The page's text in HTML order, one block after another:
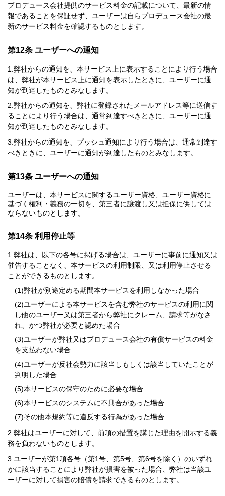
プロデュース会社提供のサービス料金の記載について、最新の情
報であることを保証せず、ユーザーは自らプロデュース会社の最
新のサービス料金を確認するものとします。
第12条 ユーザーへの通知
弊社からの通知を、本サービス上に表示することにより行う場合
は、弊社が本サービス上に通知を表示したときに、ユーザーに通
知が到達したものとみなします。
弊社からの通知を、弊社に登録されたメールアドレス等に送信す
ることにより行う場合は、通常到達すべきときに、ユーザーに通
知が到達したものとみなします。
弊社からの通知を、プッシュ通知により行う場合は、通常到達す
べきときに、ユーザーに通知が到達したものとみなします。
第13条 ユーザーへの通知
ユーザーは、本サービスに関するユーザー資格、ユーザー資格に
基づく権利・義務の一切を、第三者に譲渡し又は担保に供しては
ならないものとします。
第14条 利用停止等
弊社は、以下の各号に掲げる場合は、ユーザーに事前に通知又は
催告することなく、本サービスの利用制限、又は利用停止させる
ことができるものとします。
弊社が別途定める期間本サービスを利用しなかった場合
ユーザーによる本サービスを含む弊社のサービスの利用に関
し他のユーザー又は第三者から弊社にクレーム、請求等がなさ
れ、かつ弊社が必要と認めた場合
ユーザーが弊社又はプロデュース会社の有償サービスの料金
を支払わない場合
ユーザーが反社会勢力に該当しもしくは該当していたことが
判明した場合
本サービスの保守のために必要な場合
本サービスのシステムに不具合があった場合
その他本規約等に違反する行為があった場合
弊社はユーザーに対して、前項の措置を講じた理由を開示する義
務を負わないものとします。
ユーザーが第1項各号（第1号、第5号、第6号を除く）のいずれ
かに該当することにより弊社が損害を被った場合、弊社は当該ユ
ーザーに対して損害の賠償を請求できるものとします。